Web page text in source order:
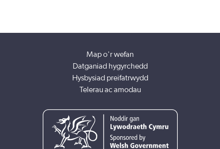
Map o'r wefan
Datganiad hygyrchedd
Hysbysiad preifatrwydd
Telerau ac amodau